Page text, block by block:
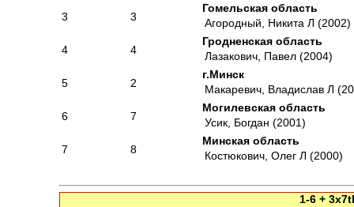
3 3
Гомельская область
Агородный, Никита Л (2002)
4 4
Гродненская область
Лазакович, Павел (2004)
5 2
г.Минск
Макаревич, Владислав Л
6 7
Могилевская область
Усик, Богдан (2001)
7 8
Минская область
Костюкович, Олег Л (2000)
1-6 +